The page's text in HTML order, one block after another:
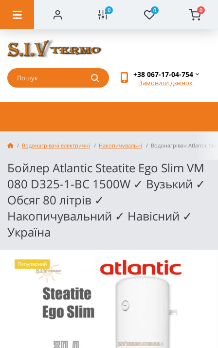
0 0 0
+38 067-17-04-754
Замовити дзвінок
Водонагрівачі електричні Накопичувальні Водонагрівач Atlantic
Бойлер Atlantic Steatite Ego Slim VM
080 D325-1-BC 1500W ✓ Вузький ✓
Обсяг 80 літрів ✓
Накопичувальний ✓ Навісний ✓
Україна
Популярний